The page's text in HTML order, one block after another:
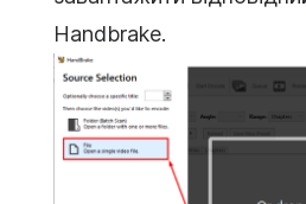
Handbrake.